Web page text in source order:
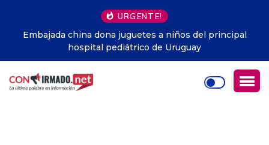
URGENTE!
Embajada china dona juguetes a niños del principal
hospital pediátrico de Uruguay